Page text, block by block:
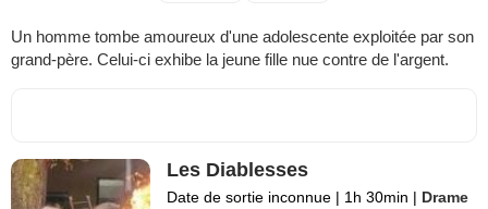
Un homme tombe amoureux d'une adolescente exploitée par son
grand-père. Celui-ci exhibe la jeune fille nue contre de l'argent.
Les Diablesses
Date de sortie inconnue | 1h 30min | Drame